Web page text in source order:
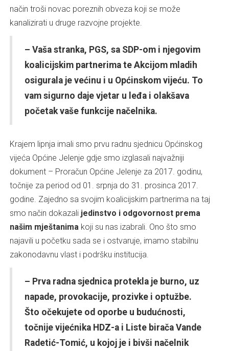
način troši novac poreznih obveza koji se može
kanalizirati u druge razvojne projekte.
– Vaša stranka, PGS, sa SDP-om i njegovim
koalicijskim partnerima te Akcijom mladih
osigurala je većinu i u Općinskom vijeću. To
vam sigurno daje vjetar u leđa i olakšava
početak vaše funkcije načelnika.
Krajem lipnja imali smo prvu radnu sjednicu Općinskog
vijeća Općine Jelenje gdje smo izglasali najvažniji
dokument – Proračun Općine Jelenje za 2017. godinu,
točnije za period od 01. srpnja do 31. prosinca 2017.
godine. Zajedno sa svojim koalicijskim partnerima na taj
smo način dokazali jedinstvo i odgovornost prema
našim mještanima koji su nas izabrali. Ono što smo
najavili u početku sada se i ostvaruje, imamo stabilnu
zakonodavnu vlast i podršku institucija.
– Prva radna sjednica protekla je burno, uz
napade, provokacije, prozivke i optužbe.
Što očekujete od oporbe u budućnosti,
točnije vijećnika HDZ-a i Liste birača Vande
Radetić-Tomić, u kojoj je i bivši načelnik